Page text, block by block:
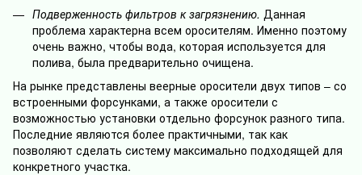
Подверженность фильтров к загрязнению. Данная
проблема характерна всем оросителям. Именно поэтому
очень важно, чтобы вода, которая используется для
полива, была предварительно очищена.
На рынке представлены веерные оросители двух типов – со
встроенными форсунками, а также оросители с
возможностью установки отдельно форсунок разного типа.
Последние являются более практичными, так как
позволяют сделать систему максимально подходящей для
конкретного участка.